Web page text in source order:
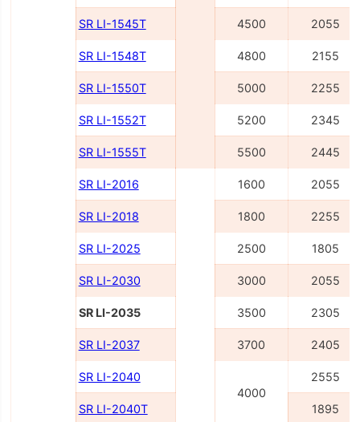
SR LI-1545Т 4500 2055
SR LI-1548Т 4800 2155
SR LI-1550Т 5000 2255
SR LI-1552Т 5200 2345
SR LI-1555Т 5500 2445
SR LI-2016 1600 2055
SR LI-2018 1800 2255
SR LI-2025 2500 1805
SR LI-2030 3000 2055
SR LI-2035 3500 2305
SR LI-2037 3700 2405
SR LI-2040
4000
2555
SR LI-2040Т 1895